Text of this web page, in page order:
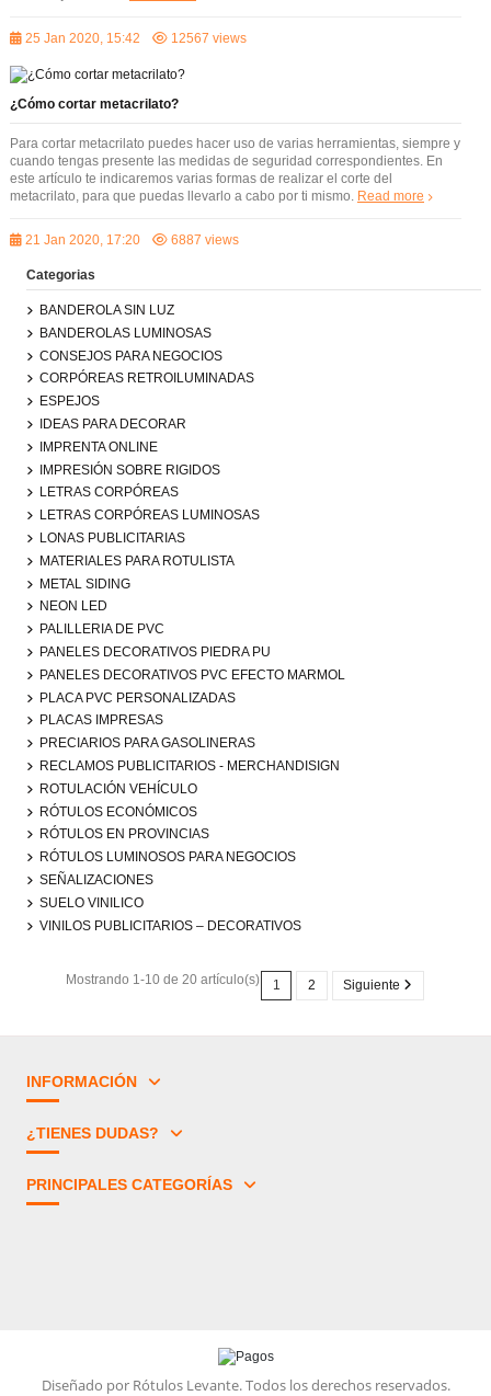
25 Jan 2020, 15:42 12567 views
¿Cómo cortar metacrilato?
Para cortar metacrilato puedes hacer uso de varias herramientas, siempre y
cuando tengas presente las medidas de seguridad correspondientes. En
este artículo te indicaremos varias formas de realizar el corte del
metacrilato, para que puedas llevarlo a cabo por ti mismo. Read more
21 Jan 2020, 17:20 6887 views
Categorias
BANDEROLA SIN LUZ
BANDEROLAS LUMINOSAS
CONSEJOS PARA NEGOCIOS
CORPÓREAS RETROILUMINADAS
ESPEJOS
IDEAS PARA DECORAR
IMPRENTA ONLINE
IMPRESIÓN SOBRE RIGIDOS
LETRAS CORPÓREAS
LETRAS CORPÓREAS LUMINOSAS
LONAS PUBLICITARIAS
MATERIALES PARA ROTULISTA
METAL SIDING
NEON LED
PALILLERIA DE PVC
PANELES DECORATIVOS PIEDRA PU
PANELES DECORATIVOS PVC EFECTO MARMOL
PLACA PVC PERSONALIZADAS
PLACAS IMPRESAS
PRECIARIOS PARA GASOLINERAS
RECLAMOS PUBLICITARIOS - MERCHANDISIGN
ROTULACIÓN VEHÍCULO
RÓTULOS ECONÓMICOS
RÓTULOS EN PROVINCIAS
RÓTULOS LUMINOSOS PARA NEGOCIOS
SEÑALIZACIONES
SUELO VINILICO
VINILOS PUBLICITARIOS – DECORATIVOS
Mostrando 1-10 de 20 artículo(s) 1 2 Siguiente
INFORMACIÓN
¿TIENES DUDAS?
PRINCIPALES CATEGORÍAS
Diseñado por Rótulos Levante.Todos los derechos reservados.